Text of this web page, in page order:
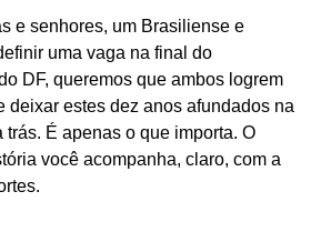
e senhores, um Brasiliense e
uma vaga na final do
DF, queremos que ambos logrem
deixar estes dez anos afundados na
trás. É apenas o que importa. O
você acompanha, claro, com a